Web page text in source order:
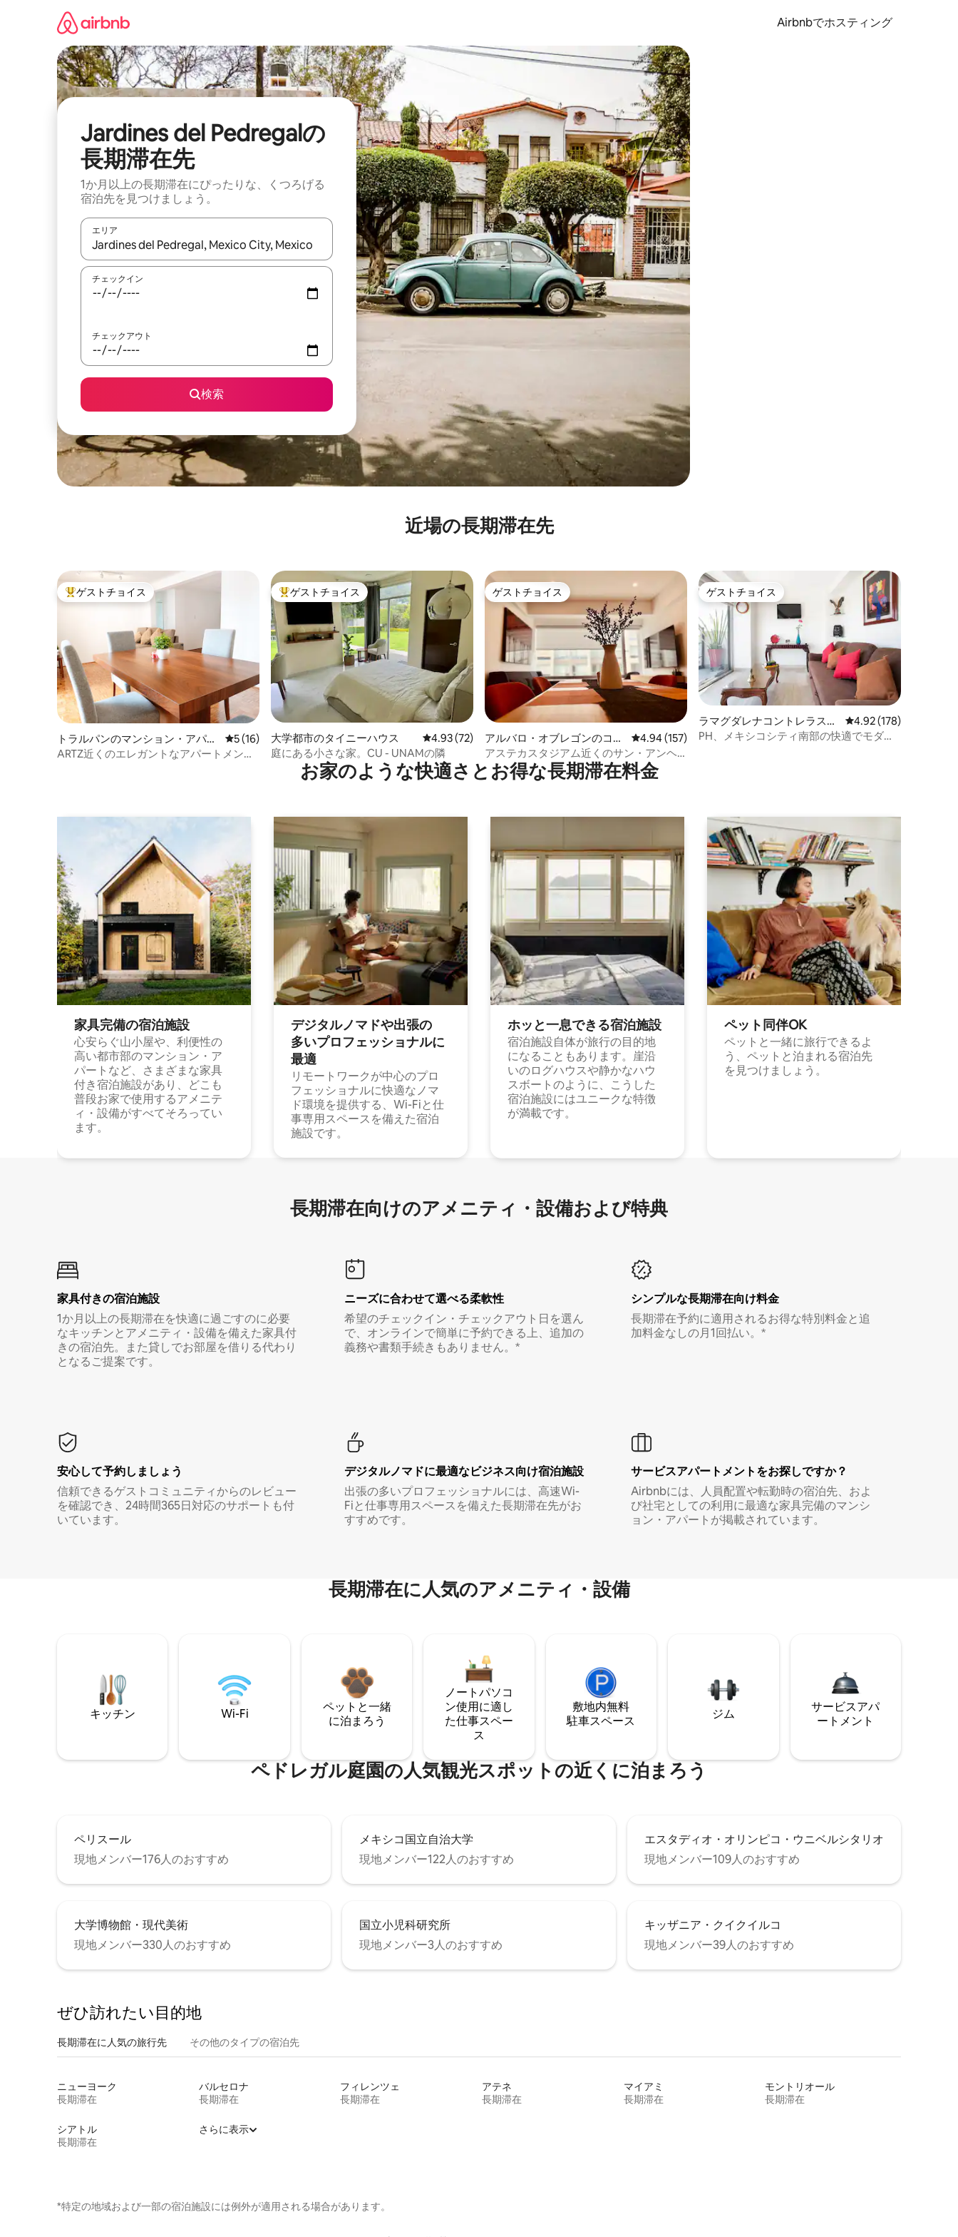
Airbnbでホスティング
Jardines del Pedregalの
長期滞在先
1か月以上の長期滞在にぴったりな、くつろげる
宿泊先を見つけましょう。
エリア
検索結果が表示されたら、上下の矢印キーを使って移動するか、画面をタッチまたはスワイプして検索結果を確認することができます。
チェックイン
チェックアウト
検索
近場の長期滞在先
大好評のゲストチョイスです。
ゲストチョイス
トラルパンのマンション・アパー
ト
レビュー16件、5つ星中5つ星の平均評価
5 (16)
ARTZ近くのエレガントなアパートメント•
大好評のゲストチョイスです。
ゲストチョイス
大学都市のタイニーハウス レビュー72件、5つ星中4.93つ星の平均評価
4.93 (72)
庭にある小さな家。CU - UNAMの隣
ゲストチョイス
ゲストチョイス
アルバロ・オブレゴンのコン
ドミニアム
レビュー157件、5つ星中4.94つ星の平均評価
4.94 (157)
アステカスタジアム近くのサン・アンヘ
ル
ゲストチョイス
ゲストチョイス
ラマグダレナコントレラスの
コンドミニアム
レビュー178件、5つ
4.92 (178)
PH、メキシコシティ南部の快適でモダン
お家のような快⁠適⁠さ⁠とお⁠得⁠な長⁠期⁠滞⁠在料⁠金
家具完備の宿⁠泊⁠施⁠設
心安らぐ山小屋や、利便性の
高い都市部のマンション・ア
パートなど、さまざまな家具
付き宿泊施設があり、どこも
普段お家で使用するアメニテ
ィ・設備がすべてそろってい
ます。
デジタルノマドや出⁠張⁠の
多⁠いプ⁠ロ⁠フ⁠ェ⁠ッ⁠シ⁠ョ⁠ナ⁠ル⁠に
最⁠適
リモートワークが中心のプロ
フェッショナルに快適なノマ
ド環境を提供する、Wi-Fiと仕
事専用スペースを備えた宿泊
施設です。
ホッと一⁠息⁠で⁠き⁠る宿⁠泊施⁠設
宿泊施設自体が旅行の目的地
になることもあります。崖沿
いのログハウスや静かなハウ
スボートのように、こうした
宿泊施設にはユニークな特徴
が満載です。
ペット同⁠伴OK
ペットと一緒に旅行できるよ
う、ペットと泊まれる宿泊先
を見つけましょう。
長期滞在向け⁠のア⁠メ⁠ニ⁠テ⁠ィ⁠・設⁠備⁠および特⁠典
家具付き⁠の宿⁠泊⁠施⁠設
1か月以上の長期滞在を快適に過ごすのに必要
なキッチンとアメニティ・設備を備えた家具付
きの宿泊先。また貸しでお部屋を借りる代わり
となるご提案です。
ニーズに合わせて選べる柔軟性
希望のチェックイン・チェックアウト日を選ん
で、オンラインで簡単に予約できる上、追加の
義務や書類手続きもありません。*
シンプルな長期滞在向け料金
長期滞在予約に適用されるお得な特別料金と追
加料金なしの月1回払い。*
安心して予約しましょう
信頼できるゲストコミュニティからのレビュー
を確認でき、24時間365日対応のサポートも付
いています。
デジタルノマド⁠に最⁠適⁠なビ⁠ジ⁠ネ⁠ス⁠向⁠け宿⁠泊⁠施⁠設
出張の多いプロフェッショナルには、高速Wi-
Fiと仕事専用スペースを備えた長期滞在先がお
すすめです。
サービスアパートメントをお探しですか？
Airbnbには、人員配置や転勤時の宿泊先、およ
び社宅としての利用に最適な家具完備のマンシ
ョン・アパートが掲載されています。
長期滞在に人気のアメニティ・設備
キッチン Wi-Fi
ペットと一緒
に泊まろう
ノートパソコ
ン使用に適し
た仕事スペー
ス
敷地内無料
駐⁠車ス⁠ペ⁠ー⁠ス
ジム
サービスアパ
ートメント
ペドレガル庭園の人気観光スポットの近くに泊まろう
ペリスール
現地メンバー176人のおすすめ
メキシコ国立自治大学
現地メンバー122人のおすすめ
エスタディオ・オリンピコ・ウニベルシタリオ
現地メンバー109人のおすすめ
大学博物館・現代美術
現地メンバー330人のおすすめ
国立小児科研究所
現地メンバー3人のおすすめ
キッザニア・クイクイルコ
現地メンバー39人のおすすめ
ぜひ訪⁠れ⁠た⁠い目⁠的⁠地
長期滞在に人気の旅行先 その他のタ⁠イ⁠プ⁠の宿⁠泊⁠先
ニューヨーク
長期滞在
バルセロナ
長期滞在
フィレンツェ
長期滞在
アテネ
長期滞在
マイアミ
長期滞在
モントリオール
長期滞在
シアトル
長期滞在
さらに表示
*特定の地域および一部の宿泊施設には例外が適用される場合があります。